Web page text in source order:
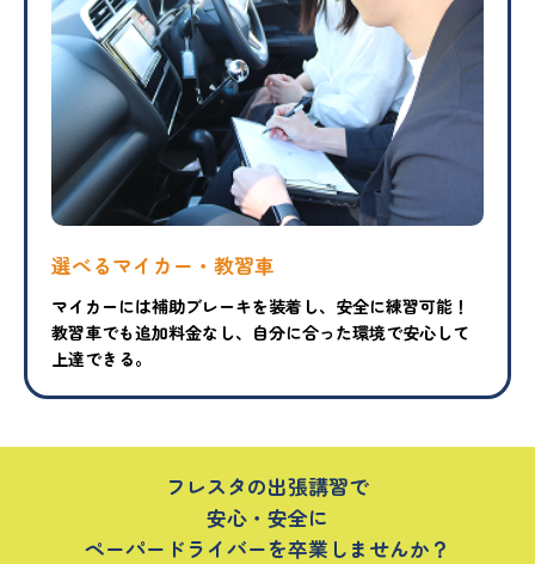
選べるマイカー・教習車
マイカーには補助ブレーキを装着し、安全に練習可能！
教習車でも追加料金なし、自分に合った環境で安心して
上達できる。
フレスタの出張講習で
安心・安全に
ペーパードライバーを卒業しませんか？